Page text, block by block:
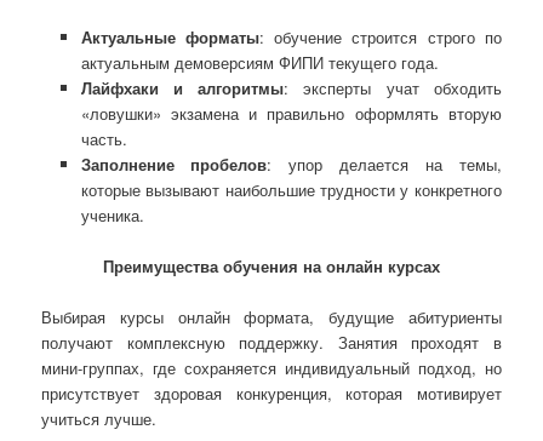
Актуальные форматы: обучение строится строго по
актуальным демоверсиям ФИПИ текущего года.
Лайфхаки и алгоритмы: эксперты учат обходить
«ловушки» экзамена и правильно оформлять вторую
часть.
Заполнение пробелов: упор делается на темы,
которые вызывают наибольшие трудности у конкретного
ученика.
Преимущества обучения на онлайн курсах
Выбирая курсы онлайн формата, будущие абитуриенты
получают комплексную поддержку. Занятия проходят в
мини-группах, где сохраняется индивидуальный подход, но
присутствует здоровая конкуренция, которая мотивирует
учиться лучше.